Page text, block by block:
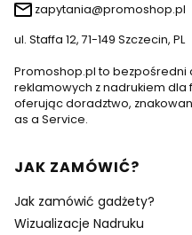
zapytania@promoshop.pl
ul. Staffa 12, 71-149 Szczecin, PL
Promoshop.pl to
reklamowych z nadrukiem dla
oferując doradztwo,
as a Service.
Linki w stopce
JAK ZAMÓWIĆ?
Jak zamówić gadżety?
Wizualizacje Nadruku